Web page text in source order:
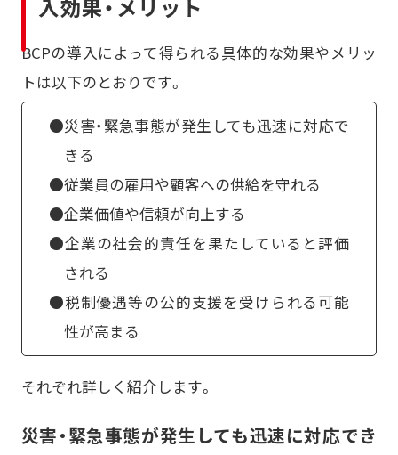
入効果・メリット
BCPの導入によって得られる具体的な効果やメリッ
トは以下のとおりです。
●災害・緊急事態が発生しても迅速に対応で
きる
●従業員の雇用や顧客への供給を守れる
●企業価値や信頼が向上する
●企業の社会的責任を果たしていると評価
される
●税制優遇等の公的支援を受けられる可能
性が高まる
それぞれ詳しく紹介します。
災害・緊急事態が発生しても迅速に対応でき